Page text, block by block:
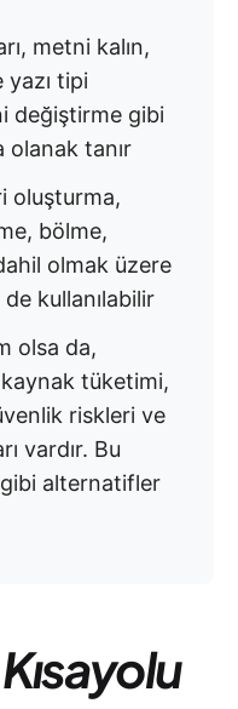
metni kalın,
yazı tipi
değiştirme gibi
olanak tanır
oluşturma,
bölme,
olmak üzere
kullanılabilir
olsa da,
tüketimi,
riskleri ve
vardır. Bu
alternatifler